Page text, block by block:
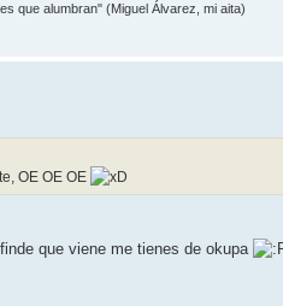
que alumbran" (Miguel Álvarez, mi aita)
OE OE OE
que viene me tienes de okupa